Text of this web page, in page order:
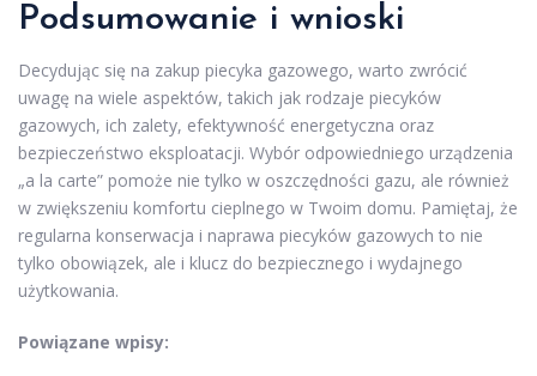
Podsumowanie i wnioski
Decydując się na zakup piecyka gazowego, warto zwrócić
uwagę na wiele aspektów, takich jak rodzaje piecyków
gazowych, ich zalety, efektywność energetyczna oraz
bezpieczeństwo eksploatacji. Wybór odpowiedniego urządzenia
„a la carte” pomoże nie tylko w oszczędności gazu, ale również
w zwiększeniu komfortu cieplnego w Twoim domu. Pamiętaj, że
regularna konserwacja i naprawa piecyków gazowych to nie
tylko obowiązek, ale i klucz do bezpiecznego i wydajnego
użytkowania.
Powiązane wpisy: